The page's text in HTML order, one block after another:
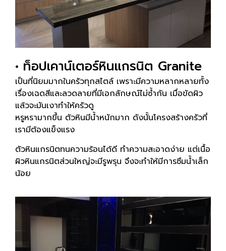
• ท็อปเคาน์เตอร์หินแกรนิต Granite
เป็นที่นิยมมากในครัวทุกสไตล์ เพราะมีความหลากหลายทั้ง
เรื่องเฉดสีและลวดลายที่มีเอกลักษณ์ไม่ซ้ำกัน เมื่อขัดผิว
แล้วจะมันเงาทำให้ครัวดู
หรูหรามากขึ้น ตัวหินมีน้ำหนักมาก ดังนั้นโครงสร้างครัวที่
เรามีต้องแข็งแรง
ตัวหินแกรนิตทนความร้อนได้ดี ทำความสะอาดง่าย แต่เนื้อ
ผิวหินแกรนิตส่วนใหญ่จะมีรูพรุน จึงจะทำให้มีการซึมน้ำเล็ก
น้อย